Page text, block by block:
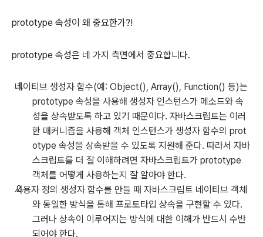
prototype 속성이 왜 중요한가?!
prototype 속성은 네 가지 측면에서 중요합니다.
네이티브 생성자 함수(예: Object(), Array(), Function() 등)는
prototype 속성을 사용해 생성자 인스턴스가 메소드와 속
성을 상속받도록 하고 있기 때문이다. 자바스크립트는 이러
한 매커니즘을 사용해 객체 인스턴스가 생성자 함수의 prot
otype 속성을 상속받을 수 있도록 지원해 준다. 따라서 자바
스크립트를 더 잘 이해하려면 자바스크립트가 prototype
객체를 어떻게 사용하는지 잘 알아야 한다.
사용자 정의 생성자 함수를 만들 때 자바스크립트 네이티브 객체
와 동일한 방식을 통해 프로토타입 상속을 구현할 수 있다.
그러나 상속이 이루어지는 방식에 대한 이해가 반드시 수반
되어야 한다.